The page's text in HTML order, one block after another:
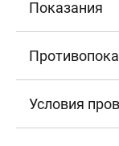
Показания
Условия